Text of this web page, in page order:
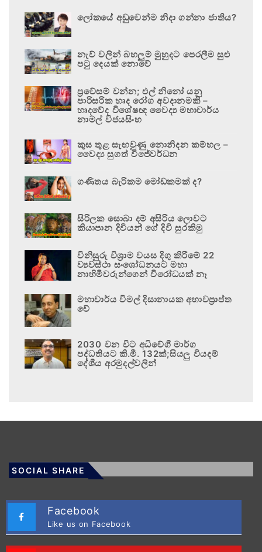
ලෝකයේ අඩුවෙන්ම නිදා ගන්නා ජාතිය?
නැව් වලින් බහලුම් මුහුදට පෙරලීම සුළු
පටු දෙයක් නොවේ
ප්‍රවේසම් වන්න; එල් නිනෝ යනු
පාරිසරික හෘද රෝග අවදානමකි –
හෘදවේද විශේෂඥ වෛද්‍ය මහාචාර්ය
නාමල් විජයසිංහ
කුස තුළ සැඟවුණු නොනිදන කම්හල –
වෛද්‍ය සුගත් විජේවර්ධන
ගණිතය බැරිකම මෝඩකමක් ද?
සිරිලක සොබා දම් අසිරිය ලොවට
කියාපාන දිවියන් ගේ දිවි සුරකිමු
විනිසුරු විශ්‍රාම වයස දිගු කිරීමේ 22
ව්‍යවස්ථා සංශෝධනයට මහා
නාහිමිවරුන්ගෙන් විරෝධයක් නෑ
මහාචාර්ය විමල් දිසානායක අභාවප්‍රාප්ත
වේ
2030 වන විට අධිවේගී මාර්ග
පද්ධතියට කි.මී. 132ක්;සියලු වියදම්
දේශීය අරමුදල්වලින්
SOCIAL SHARE
Facebook
Like us on Facebook